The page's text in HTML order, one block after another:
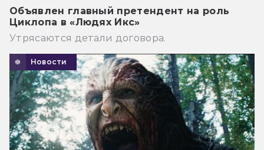
Объявлен главный претендент на роль
Циклопа в «Людях Икс»
Утрясаются детали договора.
Новости